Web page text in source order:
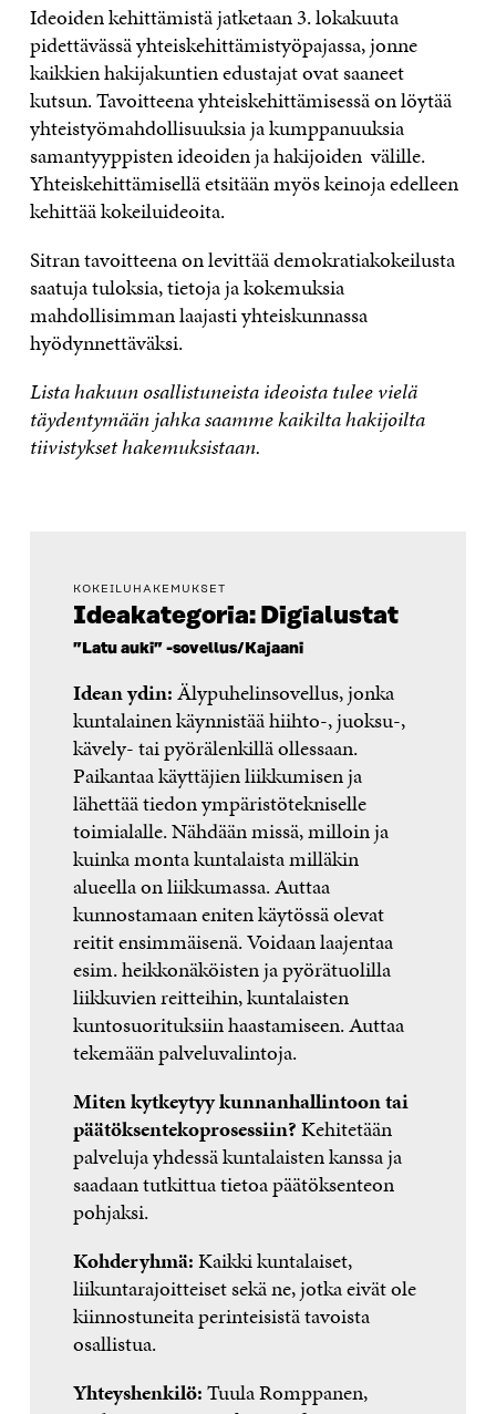
Ideoiden kehittämistä jatketaan 3. lokakuuta
pidettävässä yhteiskehittämistyöpajassa, jonne
kaikkien hakijakuntien edustajat ovat saaneet
kutsun. Tavoitteena yhteiskehittämisessä on löytää
yhteistyömahdollisuuksia ja kumppanuuksia
samantyyppisten ideoiden ja hakijoiden välille.
Yhteiskehittämisellä etsitään myös keinoja edelleen
kehittää kokeiluideoita.
Sitran tavoitteena on levittää demokratiakokeilusta
saatuja tuloksia, tietoja ja kokemuksia
mahdollisimman laajasti yhteiskunnassa
hyödynnettäväksi.
Lista hakuun osallistuneista ideoista tulee vielä
täydentymään jahka saamme kaikilta hakijoilta
tiivistykset hakemuksistaan.
KOKEILUHAKEMUKSET
Ideakategoria: Digialustat
”Latu auki” -sovellus/Kajaani
Idean ydin:Älypuhelinsovellus, jonka
kuntalainen käynnistää hiihto-, juoksu-,
kävely- tai pyörälenkillä ollessaan.
Paikantaa käyttäjien liikkumisen ja
lähettää tiedon ympäristötekniselle
toimialalle. Nähdään missä, milloin ja
kuinka monta kuntalaista milläkin
alueella on liikkumassa. Auttaa
kunnostamaan eniten käytössä olevat
reitit ensimmäisenä. Voidaan laajentaa
esim. heikkonäköisten ja pyörätuolilla
liikkuvien reitteihin, kuntalaisten
kuntosuorituksiin haastamiseen. Auttaa
tekemään palveluvalintoja.
Miten kytkeytyy kunnanhallintoon tai
päätöksentekoprosessiin?Kehitetään
palveluja yhdessä kuntalaisten kanssa ja
saadaan tutkittua tietoa päätöksenteon
pohjaksi.
Kohderyhmä:Kaikki kuntalaiset,
liikuntarajoitteiset sekä ne, jotka eivät ole
kiinnostuneita perinteisistä tavoista
osallistua.
Yhteyshenkilö:Tuula Romppanen,